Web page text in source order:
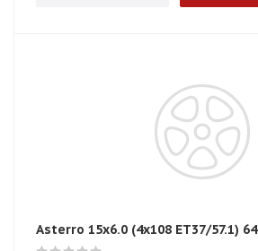
Asterro 15x6.0 (4x108 ЕТ37/57.1)